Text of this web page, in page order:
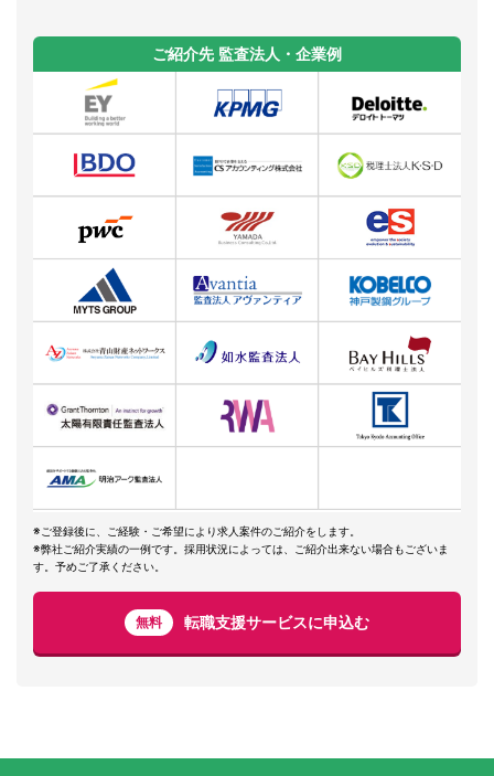
ご紹介先 監査法人・企業例
※ご登録後に、ご経験・ご希望により求人案件のご紹介をします。
※弊社ご紹介実績の一例です。採用状況によっては、ご紹介出来ない場合もございま
す。予めご了承ください。
無料 転職支援サービスに申込む